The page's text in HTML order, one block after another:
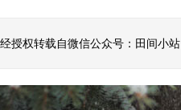
授权转载自微信公众号：田间小站